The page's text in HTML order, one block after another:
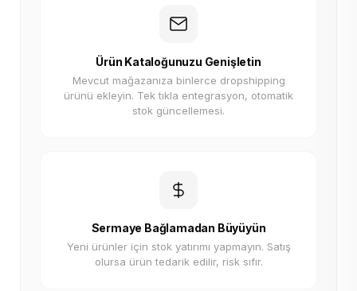
Ürün Kataloğunuzu Genişletin
Mevcut mağazanıza binlerce dropshipping
ürünü ekleyin. Tek tıkla entegrasyon, otomatik
stok güncellemesi.
Sermaye Bağlamadan Büyüyün
Yeni ürünler için stok yatırımı yapmayın. Satış
olursa ürün tedarik edilir, risk sıfır.